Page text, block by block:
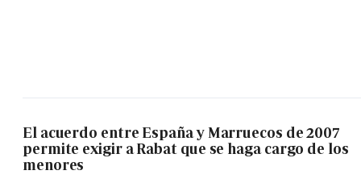
El acuerdo entre España y Marruecos de 2007
permite exigir a Rabat que se haga cargo de los
menores